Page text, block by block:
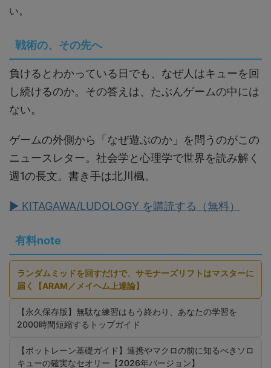
い。
戦術の、その先へ
負けるとわかっている日でも、なぜ人はキューを回
し続けるのか。その答えは、たぶんゲームの中には
ない。
ゲームの外側から「なぜ遊ぶのか」を問うのがこの
ニュースレター。社会学と心理学で世界を読み解く
週1の長文。書き手は北川楓。
▶ KITAGAWA/LUDOLOGY を購読する（無料）
有料note
ランダムミッドを回すだけで、サモナーズリフトはマスターに
届く【ARAM／メイヘム上達論】
【永久保存版】無駄な練習はもう終わり、あなたの学習を
2000時間短縮するトップガイド
【ボットレーン基礎ガイド】連携やマクロの前に知るべきソロ
キューの確実なセオリー【2026年バージョン】